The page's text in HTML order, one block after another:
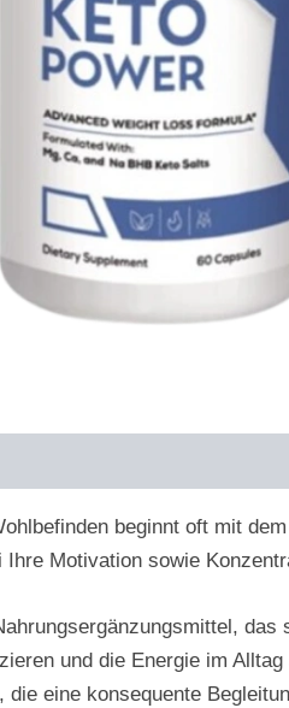
beginnt oft mit
Ihre Motivation sowie
und die Energie im
eine konsequente